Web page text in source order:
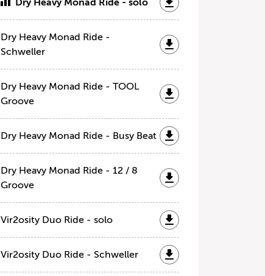
Dry Heavy Monad Ride - solo
Dry Heavy Monad Ride -
Schweller
Dry Heavy Monad Ride - TOOL
Groove
Dry Heavy Monad Ride - Busy Beat
Dry Heavy Monad Ride - 12 / 8
Groove
Vir2osity Duo Ride - solo
Vir2osity Duo Ride - Schweller